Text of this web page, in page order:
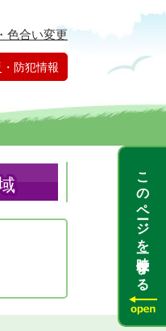
色合い変更
防犯情報
このページを一時保存する